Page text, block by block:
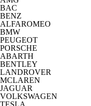
BAC
BENZ
ALFAROMEO
BMW
PEUGEOT
PORSCHE
ABARTH
BENTLEY
LANDROVER
MCLAREN
JAGUAR
VOLKSWAGEN
TESLA